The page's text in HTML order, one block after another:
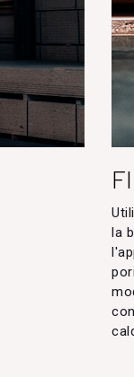
la